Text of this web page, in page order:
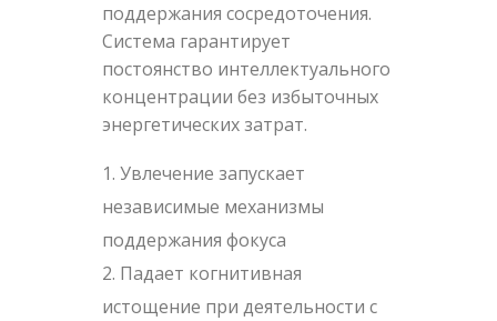
поддержания сосредоточения.
Система гарантирует
постоянство интеллектуального
концентрации без избыточных
энергетических затрат.
Увлечение запускает
независимые механизмы
поддержания фокуса
Падает когнитивная
истощение при деятельности с